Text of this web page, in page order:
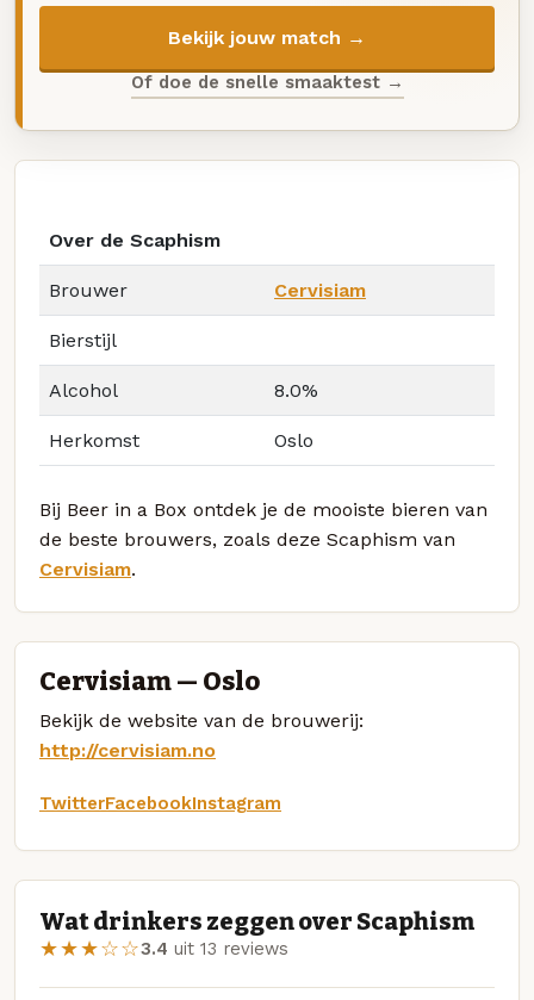
Bekijk jouw match →
Of doe de snelle smaaktest →
Over de Scaphism
Brouwer Cervisiam
Bierstijl
Alcohol 8.0%
Herkomst Oslo
Bij Beer in a Box ontdek je de mooiste bieren van
de beste brouwers, zoals deze Scaphism van
Cervisiam.
Cervisiam — Oslo
Bekijk de website van de brouwerij:
http://cervisiam.no
TwitterFacebookInstagram
Wat drinkers zeggen over Scaphism
★★★☆☆3.4 uit 13 reviews